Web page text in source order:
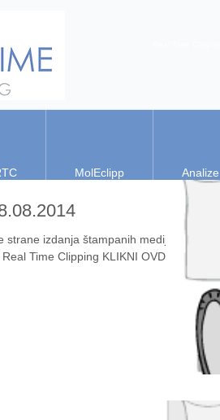
MolEclipp Analize
strane izdanja štampanih medija
Time Clipping KLIKNI OVDE